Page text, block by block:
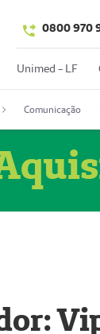
0800 970
Unimed - LF
Comunicação